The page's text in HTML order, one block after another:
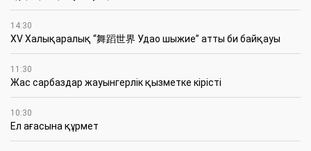
14:30
XV Халықаралық “舞蹈世界 Удао шыжие” атты би байқауы
11:30
Жас сарбаздар жауынгерлік қызметке кірісті
10:30
Ел ағасына құрмет